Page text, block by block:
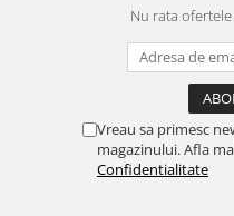
Nu rata
Vreau sa primesc
magazinului. Afla
Confidentialitate